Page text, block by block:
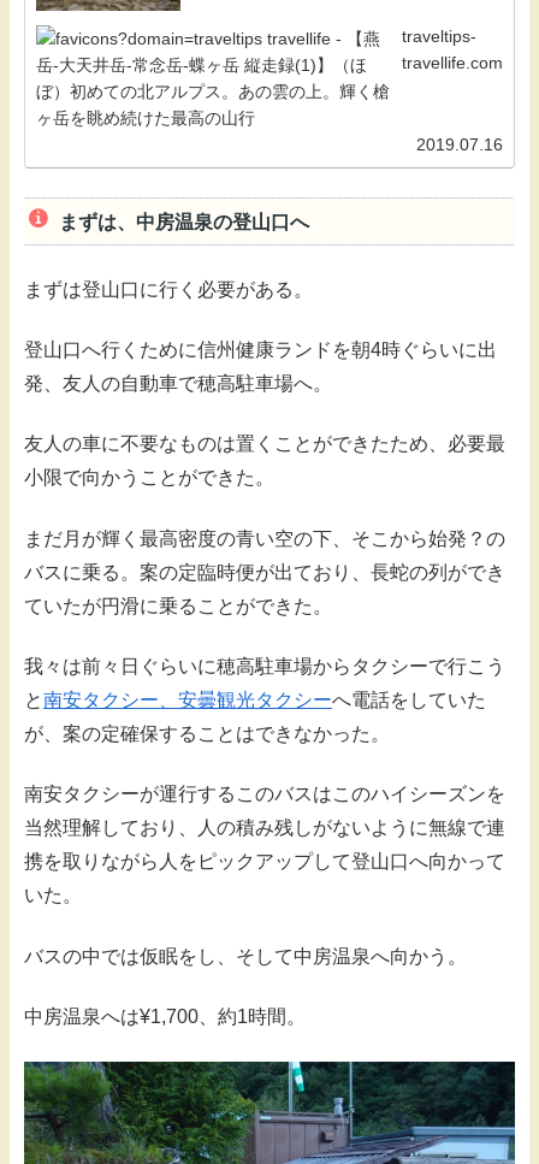
traveltips-
travellife.com
2019.07.16
まずは、中房温泉の登山口へ
まずは登山口に行く必要がある。
登山口へ行くために信州健康ランドを朝4時ぐらいに出
発、友人の自動車で穂高駐車場へ。
友人の車に不要なものは置くことができたため、必要最
小限で向かうことができた。
まだ月が輝く最高密度の青い空の下、そこから始発？の
バスに乗る。案の定臨時便が出ており、長蛇の列ができ
ていたが円滑に乗ることができた。
我々は前々日ぐらいに穂高駐車場からタクシーで行こう
と南安タクシー 、安曇観光タクシーへ電話をしていた
が、案の定確保することはできなかった。
南安タクシーが運行するこのバスはこのハイシーズンを
当然理解しており、人の積み残しがないように無線で連
携を取りながら人をピックアップして登山口へ向かって
いた。
バスの中では仮眠をし、そして中房温泉へ向かう。
中房温泉へは¥1,700、約1時間。